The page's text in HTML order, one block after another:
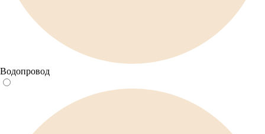
Водопровод